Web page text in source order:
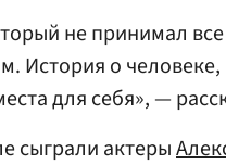
не принимал
История о
для себя», —
сыграли актеры